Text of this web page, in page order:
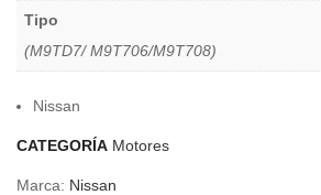
Tipo
(M9TD7/ M9T706/M9T708)
Nissan
CATEGORÍA Motores
Marca: Nissan